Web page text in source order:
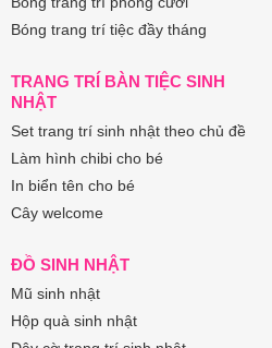
Bóng trang trí tiệc đầy tháng
TRANG TRÍ BÀN TIỆC SINH
NHẬT
Set trang trí sinh nhật theo chủ đề
Làm hình chibi cho bé
In biển tên cho bé
Cây welcome
ĐỒ SINH NHẬT
Mũ sinh nhật
Hộp quà sinh nhật